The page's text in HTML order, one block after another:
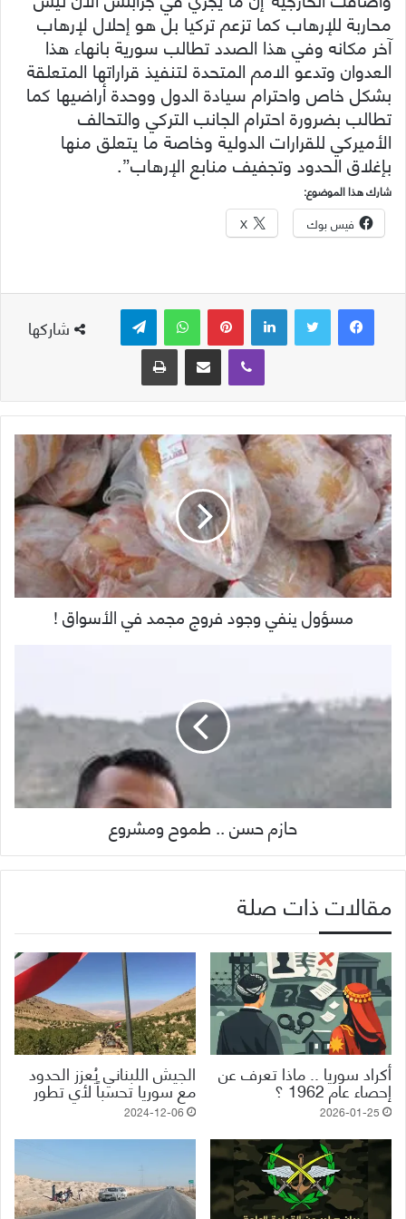
محاربة للإرهاب كما تزعم تركيا بل هو إحلال لإرهاب
آخر مكانه وفي هذا الصدد تطالب سورية بانهاء هذا
العدوان وتدعو الامم المتحدة لتنفيذ قراراتها المتعلقة
بشكل خاص واحترام سيادة الدول ووحدة أراضيها كما
تطالب بضرورة احترام الجانب التركي والتحالف
الأميركي للقرارات الدولية وخاصة ما يتعلق منها
بإغلاق الحدود وتجفيف منابع الإرهاب”.
شارك هذا الموضوع:
فيس بوك X
شاركها
لينكدإن بينتيريست واتساب
ڤايبر
مشاركة عبر البريد طباعة
مسؤول ينفي وجود فروج مجمد في الأسواق !
حازم حسن .. طموح ومشروع
مقالات ذات صلة
أكراد سوريا .. ماذا تعرف عن
إحصاء عام 1962 ؟
2026-01-25
الجيش اللبناني يُعزز الحدود
مع سوريا تحسباً لأي تطور
2024-12-06